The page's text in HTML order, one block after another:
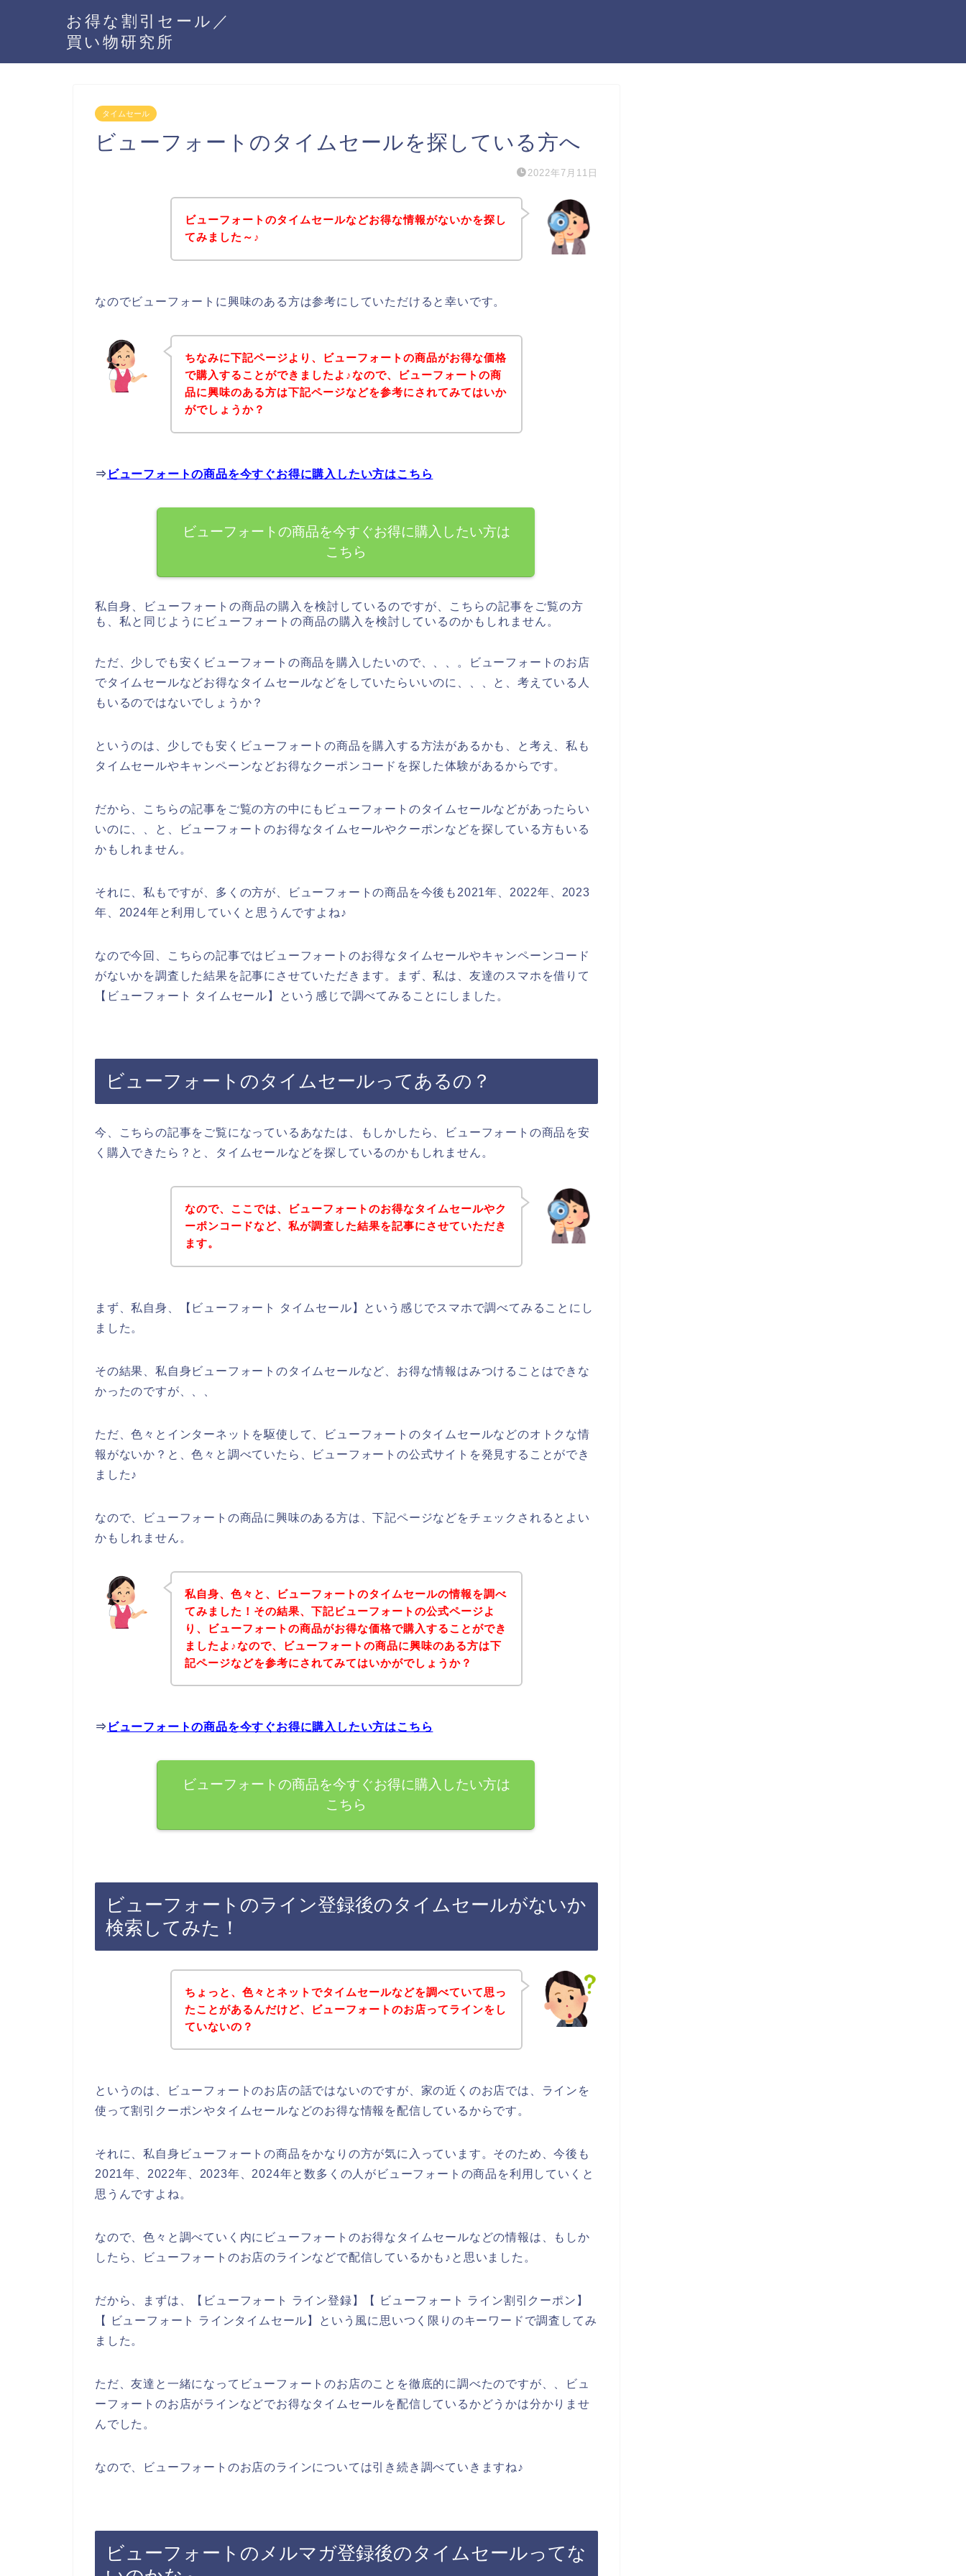
お得な割引セール／
買い物研究所
タイムセール
ビューフォートのタイムセールを探している方へ
2022年7月11日
ビューフォートのタイムセールなどお得な情報がないかを探し
てみました～♪
なのでビューフォートに興味のある方は参考にしていただけると幸いです。
ちなみに下記ページより、ビューフォートの商品がお得な価格
で購入することができましたよ♪なので、ビューフォートの商
品に興味のある方は下記ページなどを参考にされてみてはいか
がでしょうか？
⇒ ビューフォートの商品を今すぐお得に購入したい方はこちら
ビューフォートの商品を今すぐお得に購入したい方は
こちら
私自身、ビューフォートの商品の購入を検討しているのですが、こちらの記事をご覧の方
も、私と同じようにビューフォートの商品の購入を検討しているのかもしれません。
ただ、少しでも安くビューフォートの商品を購入したいので、、、。ビューフォートのお店
でタイムセールなどお得なタイムセールなどをしていたらいいのに、、、と、考えている人
もいるのではないでしょうか？
というのは、少しでも安くビューフォートの商品を購入する方法があるかも、と考え、私も
タイムセールやキャンペーンなどお得なクーポンコードを探した体験があるからです。
だから、こちらの記事をご覧の方の中にもビューフォートのタイムセールなどがあったらい
いのに、、と、ビューフォートのお得なタイムセールやクーポンなどを探している方もいる
かもしれません。
それに、私もですが、多くの方が、ビューフォートの商品を今後も2021年、2022年、2023
年、2024年と利用していくと思うんですよね♪
なので今回、こちらの記事ではビューフォートのお得なタイムセールやキャンペーンコード
がないかを調査した結果を記事にさせていただきます。まず、私は、友達のスマホを借りて
【ビューフォート タイムセール】という感じで調べてみることにしました。
ビューフォートのタイムセールってあるの？
今、こちらの記事をご覧になっているあなたは、もしかしたら、ビューフォートの商品を安
く購入できたら？と、タイムセールなどを探しているのかもしれません。
なので、ここでは、ビューフォートのお得なタイムセールやク
ーポンコードなど、私が調査した結果を記事にさせていただき
ます。
まず、私自身、【ビューフォート タイムセール】という感じでスマホで調べてみることにし
ました。
その結果、私自身ビューフォートのタイムセールなど、お得な情報はみつけることはできな
かったのですが、、、
ただ、色々とインターネットを駆使して、ビューフォートのタイムセールなどのオトクな情
報がないか？と、色々と調べていたら、ビューフォートの公式サイトを発見することができ
ました♪
なので、ビューフォートの商品に興味のある方は、下記ページなどをチェックされるとよい
かもしれません。
私自身、色々と、ビューフォートのタイムセールの情報を調べ
てみました！その結果、下記ビューフォートの公式ページよ
り、ビューフォートの商品がお得な価格で購入することができ
ましたよ♪なので、ビューフォートの商品に興味のある方は下
記ページなどを参考にされてみてはいかがでしょうか？
⇒ ビューフォートの商品を今すぐお得に購入したい方はこちら
ビューフォートの商品を今すぐお得に購入したい方は
こちら
ビューフォートのライン登録後のタイムセールがないか
検索してみた！
ちょっと、色々とネットでタイムセールなどを調べていて思っ
たことがあるんだけど、ビューフォートのお店ってラインをし
ていないの？
というのは、ビューフォートのお店の話ではないのですが、家の近くのお店では、ラインを
使って割引クーポンやタイムセールなどのお得な情報を配信しているからです。
それに、私自身ビューフォートの商品をかなりの方が気に入っています。そのため、今後も
2021年、2022年、2023年、2024年と数多くの人がビューフォートの商品を利用していくと
思うんですよね。
なので、色々と調べていく内にビューフォートのお得なタイムセールなどの情報は、もしか
したら、ビューフォートのお店のラインなどで配信しているかも♪と思いました。
だから、まずは、【ビューフォート ライン登録】【 ビューフォート ライン割引クーポン】
【 ビューフォート ラインタイムセール】という風に思いつく限りのキーワードで調査してみ
ました。
ただ、友達と一緒になってビューフォートのお店のことを徹底的に調べたのですが、、ビュ
ーフォートのお店がラインなどでお得なタイムセールを配信しているかどうかは分かりませ
んでした。
なので、ビューフォートのお店のラインについては引き続き調べていきますね♪
ビューフォートのメルマガ登録後のタイムセールってな